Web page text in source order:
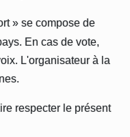
» se compose de
En cas de vote,
L'organisateur à la
respecter le présent